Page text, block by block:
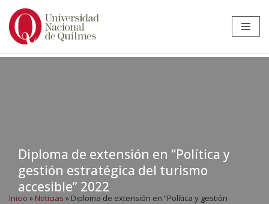
Ir
Diploma de extensión en “Política y
gestión estratégica del turismo
accesible” 2022
Inicio » Noticias » Diploma de extensión en “Política y gestión